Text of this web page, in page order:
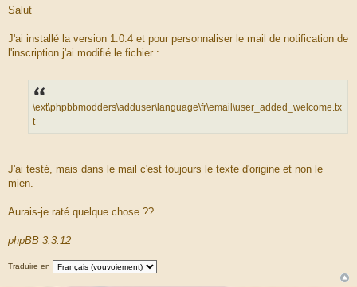
e
s
a
g
e
Salut
J'ai installé la version 1.0.4 et pour personnaliser le mail de notification de
l'inscription j'ai modifié le fichier :
\ext\phpbbmodders\adduser\language\fr\email\user_added_welcome.tx
t
J'ai testé, mais dans le mail c'est toujours le texte d'origine et non le
mien.
Aurais-je raté quelque chose ??
phpBB 3.3.12
Traduire en